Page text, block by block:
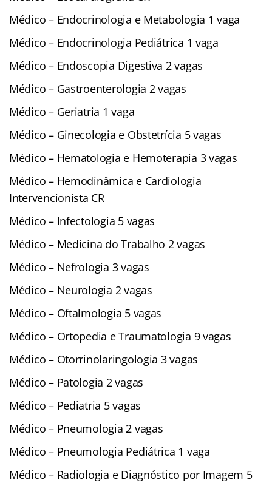
Médico – Endocrinologia e Metabologia 1 vaga
Médico – Endocrinologia Pediátrica 1 vaga
Médico – Endoscopia Digestiva 2 vagas
Médico – Gastroenterologia 2 vagas
Médico – Geriatria 1 vaga
Médico – Ginecologia e Obstetrícia 5 vagas
Médico – Hematologia e Hemoterapia 3 vagas
Médico – Hemodinâmica e Cardiologia
Intervencionista CR
Médico – Infectologia 5 vagas
Médico – Medicina do Trabalho 2 vagas
Médico – Nefrologia 3 vagas
Médico – Neurologia 2 vagas
Médico – Oftalmologia 5 vagas
Médico – Ortopedia e Traumatologia 9 vagas
Médico – Otorrinolaringologia 3 vagas
Médico – Patologia 2 vagas
Médico – Pediatria 5 vagas
Médico – Pneumologia 2 vagas
Médico – Pneumologia Pediátrica 1 vaga
Médico – Radiologia e Diagnóstico por Imagem 5